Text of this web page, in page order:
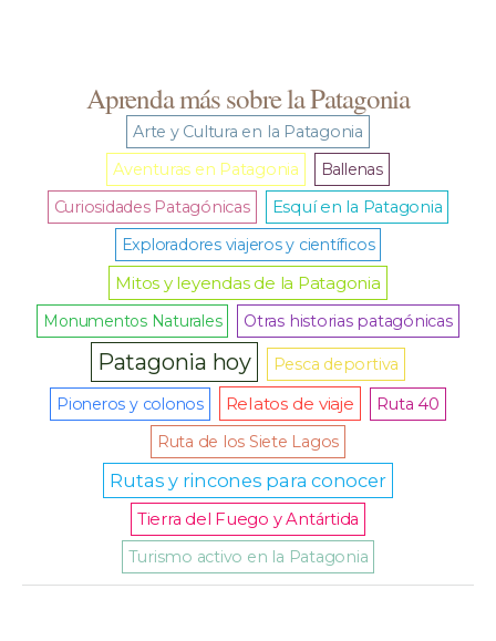
Aprenda más sobre la Patagonia
Arte y Cultura en la Patagonia
Aventuras en Patagonia
Ballenas
Curiosidades Patagónicas
Esquí en la Patagonia
Exploradores viajeros y científicos
Mitos y leyendas de la Patagonia
Monumentos Naturales Otras historias patagónicas
Patagonia hoy
Pesca deportiva
Pioneros y colonos
Relatos de viaje
Ruta 40
Ruta de los Siete Lagos
Rutas y rincones para conocer
Tierra del Fuego y Antártida
Turismo activo en la Patagonia